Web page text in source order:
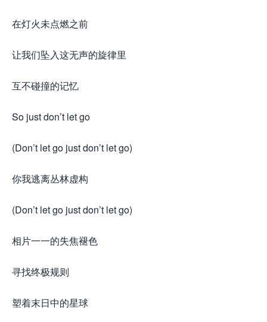
在灯火未点燃之前
让我们坠入这无声的旋律里
互不碰撞的记忆
So just don’t let go
(Don’t let go just don’t let go)
你我逃离丛林虚构
(Don’t let go just don’t let go)
相片一一的失焦褪色
寻找终极规则
塑着末日中的星球